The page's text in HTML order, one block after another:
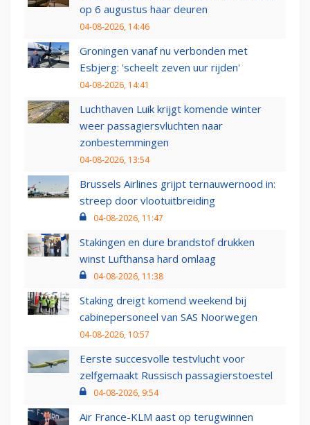
op 6 augustus haar deuren
04-08-2026, 14:46
Groningen vanaf nu verbonden met
Esbjerg: 'scheelt zeven uur rijden'
04-08-2026, 14:41
Luchthaven Luik krijgt komende winter
weer passagiersvluchten naar
zonbestemmingen
04-08-2026, 13:54
Brussels Airlines grijpt ternauwernood in:
streep door vlootuitbreiding
04-08-2026, 11:47
Stakingen en dure brandstof drukken
winst Lufthansa hard omlaag
04-08-2026, 11:38
Staking dreigt komend weekend bij
cabinepersoneel van SAS Noorwegen
04-08-2026, 10:57
Eerste succesvolle testvlucht voor
zelfgemaakt Russisch passagierstoestel
04-08-2026, 9:54
Air France-KLM aast op terugwinnen